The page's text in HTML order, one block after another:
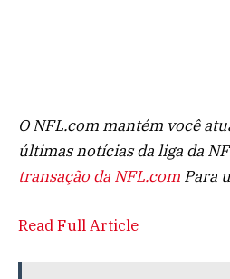
O NFL.com mantém você
últimas notícias da liga da
transação da NFL.com Para
Read Full Article